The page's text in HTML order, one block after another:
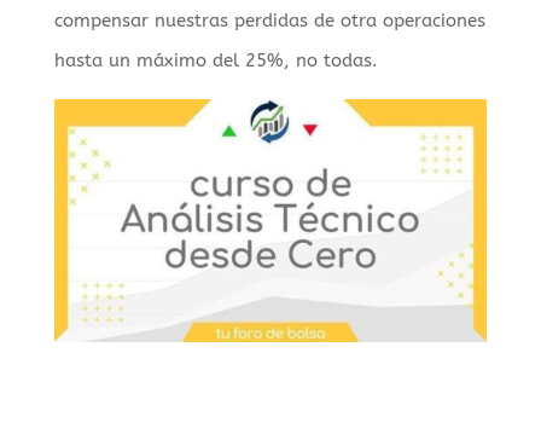
compensar nuestras perdidas de otra operaciones
hasta un máximo del 25%, no todas.